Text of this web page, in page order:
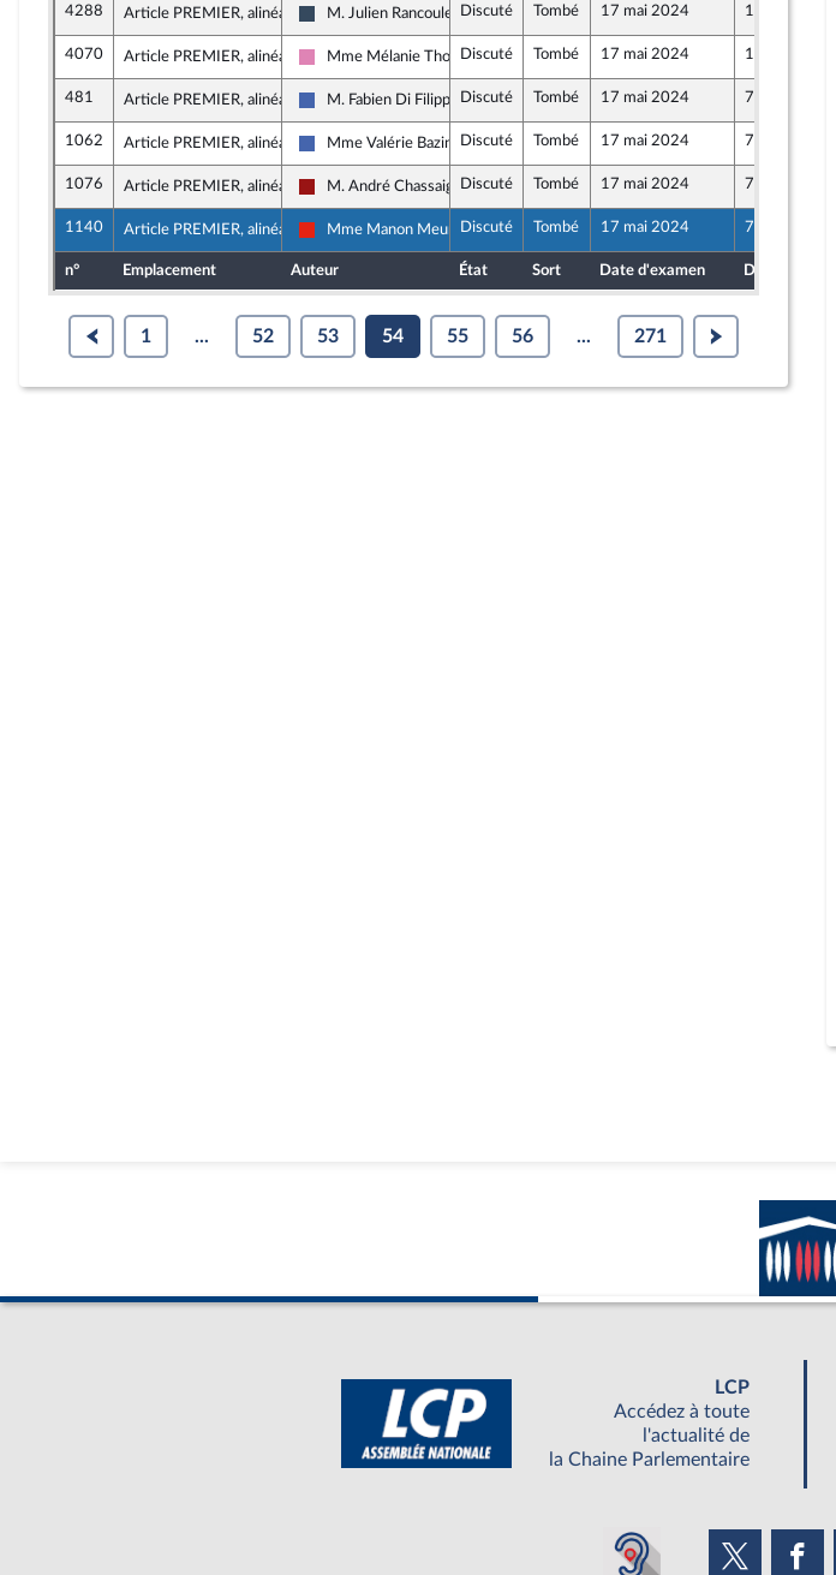
4288 Article PREMIER, alinéa 18
Rassemblement National
M. Julien Rancoule Discuté Tombé 17 mai 2024 10 mai 2024
4070 Article PREMIER, alinéa 19
Socialistes et apparentés
Mme Mélanie ThominDiscuté Tombé 17 mai 2024 10 mai 2024
481 Article PREMIER, alinéa 19
Les Républicains
M. Fabien Di Filippo Discuté Tombé 17 mai 2024 7 mai 2024
1062 Article PREMIER, alinéa 19
Les Républicains
Mme Valérie Bazin-Malgras
Discuté Tombé 17 mai 2024 7 mai 2024
1076 Article PREMIER, alinéa 19
Gauche démocrate et républicaine - NUPES
M. André ChassaigneDiscuté Tombé 17 mai 2024 7 mai 2024
1140 Article PREMIER, alinéa 19
La France insoumise - Nouvelle Union Populaire écologique et sociale
Mme Manon MeunierDiscuté Tombé 17 mai 2024 7 mai 2024
n° Emplacement Auteur État Sort Date d'examen Date de dépôt
1 ... 52 53 54 55 56 ... 271
LCP
Accédez à toute
l'actualité de
la Chaine Parlementaire